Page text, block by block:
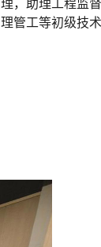
理，助理工程监
理管工等初级技